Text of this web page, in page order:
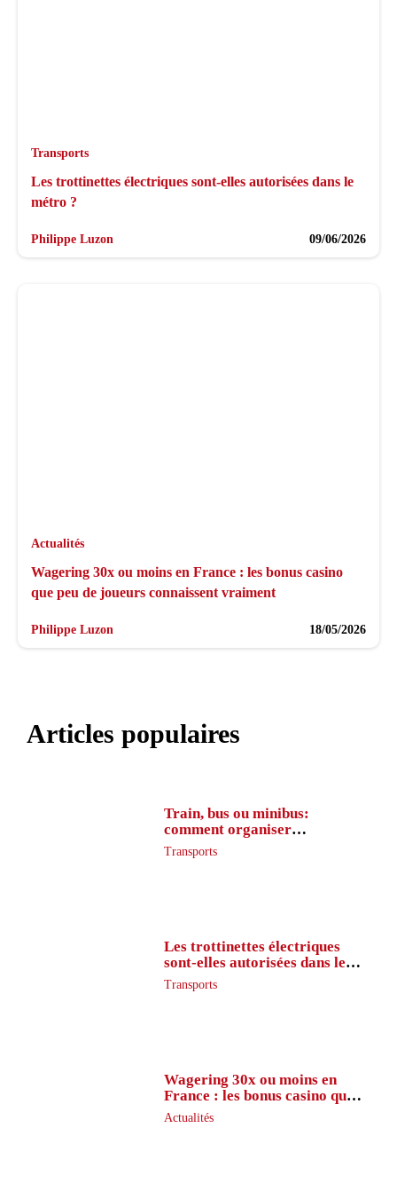
Transports
Les trottinettes électriques sont-elles autorisées dans le
métro ?
Philippe Luzon 09/06/2026
Actualités
Wagering 30x ou moins en France : les bonus casino
que peu de joueurs connaissent vraiment
Philippe Luzon 18/05/2026
Articles populaires
Train, bus ou minibus:
comment organiser
l’itinéraire en France
Transports
Les trottinettes électriques
sont-elles autorisées dans le
métro ?
Transports
Wagering 30x ou moins en
France : les bonus casino que
peu de joueurs connaissent
vraiment
Actualités